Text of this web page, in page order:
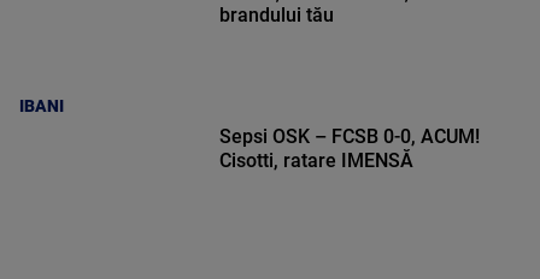
IBANI
brandului tău
Sepsi OSK – FCSB 0-0, ACUM!
Cisotti, ratare IMENSĂ